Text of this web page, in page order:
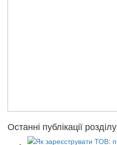
Останні публікації розділу